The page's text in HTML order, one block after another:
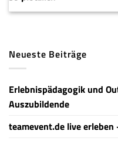
Neueste Beiträge
Erlebnispädagogik und
Auszubildende
teamevent.de live